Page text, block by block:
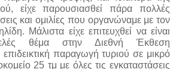
είχε παρουσιασθεί πάρα πολλές
και ομιλίες που οργανώναμε με τον
Μάλιστα είχε επιτευχθεί να είναι
θέμα στην Διεθνή Έκθεση
παραγωγή τυριού σε μικρό
25 τμ με όλες τις εγκαταστάσεις